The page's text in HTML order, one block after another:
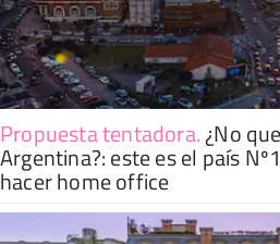
Propuesta tentadora.¿No
Argentina?: este es el país
hacer home office